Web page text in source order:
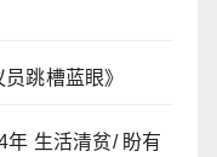
员跳槽蓝眼》
年 生活清贫/ 盼有